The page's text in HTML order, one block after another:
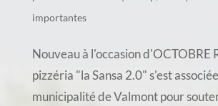
importantes
Nouveau à l'occasion d'OCTOBRE
pizzéria "la Sansa 2.0" s'est
municipalité de Valmont pour